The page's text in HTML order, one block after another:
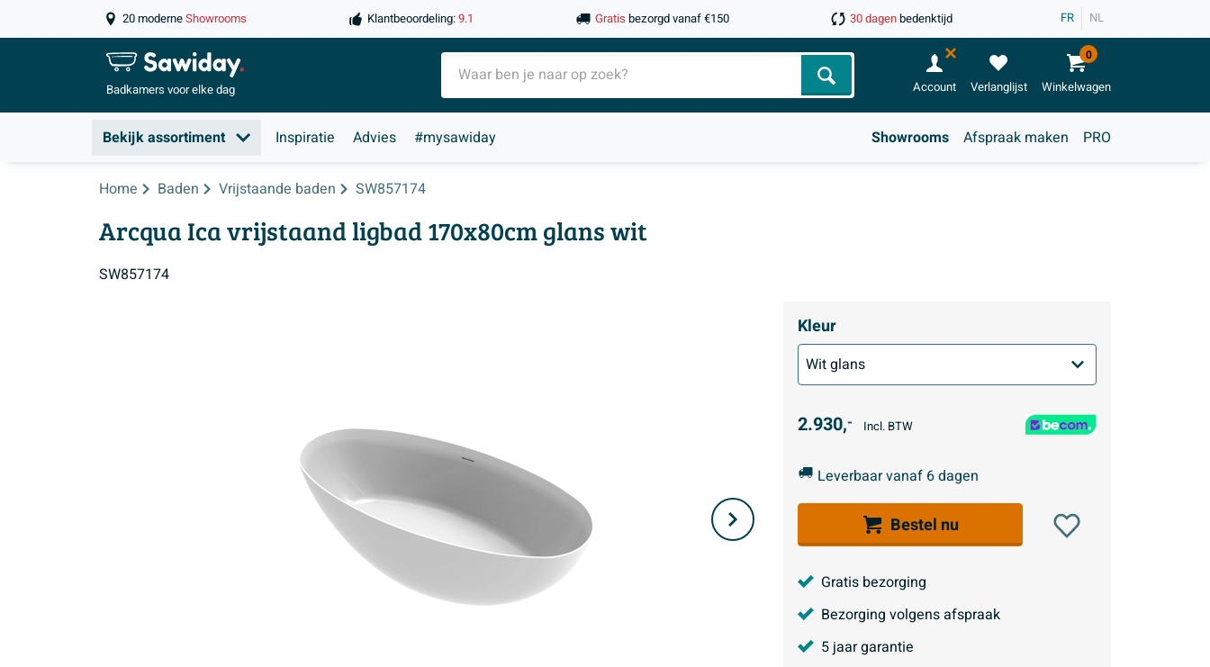
20 moderneShowrooms Klantbeoordeling:9.1 Gratis bezorgd vanaf €150 30 dagenbedenktijd FR NL
Badkamers voor elke dag Zoeken Account Verlanglijst Winkelwagen
0
Bekijk assortiment Inspiratie Advies #mysawiday Showrooms Afspraak maken PRO
Home Baden Vrijstaande baden SW857174
Arcqua Ica vrijstaand ligbad 170x80cm glans wit
SW857174
Kleur
2.930,- Incl. BTW
Leverbaar vanaf 6 dagen
Bestel nu
Gratis bezorging
Bezorging volgens afspraak
5 jaar garantie